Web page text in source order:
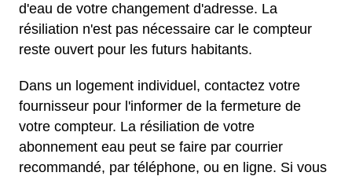
d'eau de votre changement d'adresse. La
résiliation n'est pas nécessaire car le compteur
reste ouvert pour les futurs habitants.
Dans un logement individuel, contactez votre
fournisseur pour l'informer de la fermeture de
votre compteur. La résiliation de votre
abonnement eau peut se faire par courrier
recommandé, par téléphone, ou en ligne. Si vous